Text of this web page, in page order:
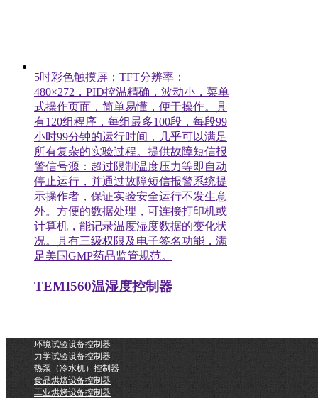
5吋彩色触摸屏；TFT分辨率：
480×272，PID控温精确，波动小，菜单
式操作页面，简单易懂，便于操作。具
有120组程序，每组最多100段，每段99
小时99分钟的运行时间，几乎可以满足
所有复杂的实验过程。提供故障短信报
警信号源：超过限制温度压力等即自动
停止运行，并通过故障短信报警系统提
示操作者，保证实验安全运行不发生意
外。方便的数据处理，可连接打印机或
计算机，能记录温度湿度数据的变化状
况。具有三级权限及电子签名功能，满
足美国GMP药品监管规范。
TEMI560温湿度控制器
环境试验设备控制器
力学试验设备控制器
热泵（冷水机）控制器
食品烘焙设备控制器
工业烘烤设备控制器